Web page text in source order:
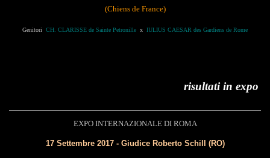
(Chiens de France)
Genitori CH. CLARISSE de Sainte Petronille x IULIUS CAESAR des Gardiens de Rome
EXPO INTERNAZIONALE DI ROMA
17 Settembre 2017 - Giudice Roberto Schill (RO)